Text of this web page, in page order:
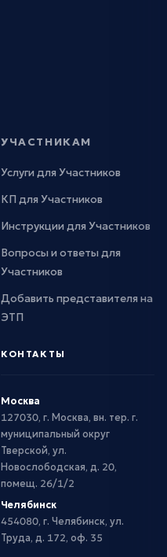
УЧАСТНИКАМ
Услуги для Участников
КП для Участников
Инструкции для Участников
Вопросы и ответы для
Участников
Добавить представителя на
ЭТП
КОНТАКТЫ
Москва
127030, г. Москва, вн. тер. г.
муниципальный округ
Тверской, ул.
Новослободская, д. 20,
помещ. 26/1/2
Челябинск
454080, г. Челябинск, ул.
Труда, д. 172, оф. 35